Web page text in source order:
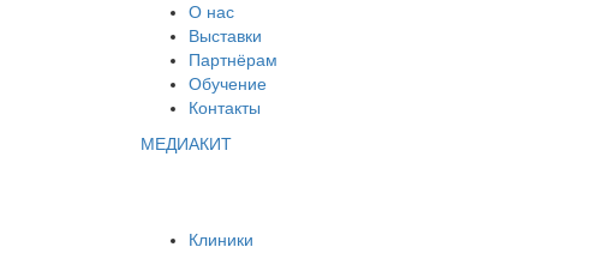
О нас
Выставки
Партнёрам
Обучение
Контакты
МЕДИАКИТ
Клиники